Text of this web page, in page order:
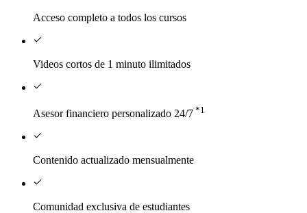
Acceso completo a todos los cursos
Videos cortos de 1 minuto ilimitados
Asesor financiero personalizado 24/7 *1
Contenido actualizado mensualmente
Comunidad exclusiva de estudiantes